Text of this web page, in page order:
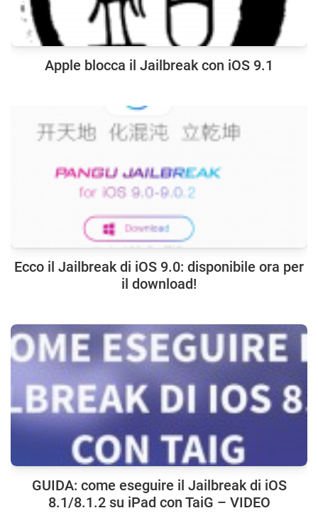
Apple blocca il Jailbreak con iOS 9.1
Ecco il Jailbreak di iOS 9.0: disponibile ora per
il download!
GUIDA: come eseguire il Jailbreak di iOS
8.1/8.1.2 su iPad con TaiG – VIDEO